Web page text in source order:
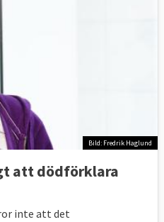
Bild: Fredrik Haglund
att dödförklara
inte att det